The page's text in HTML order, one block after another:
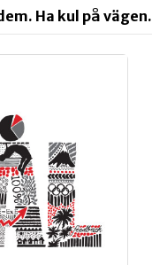
Ha kul på vägen.